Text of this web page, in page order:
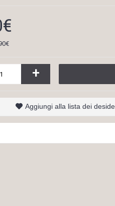
+
Aggiungi alla lista dei